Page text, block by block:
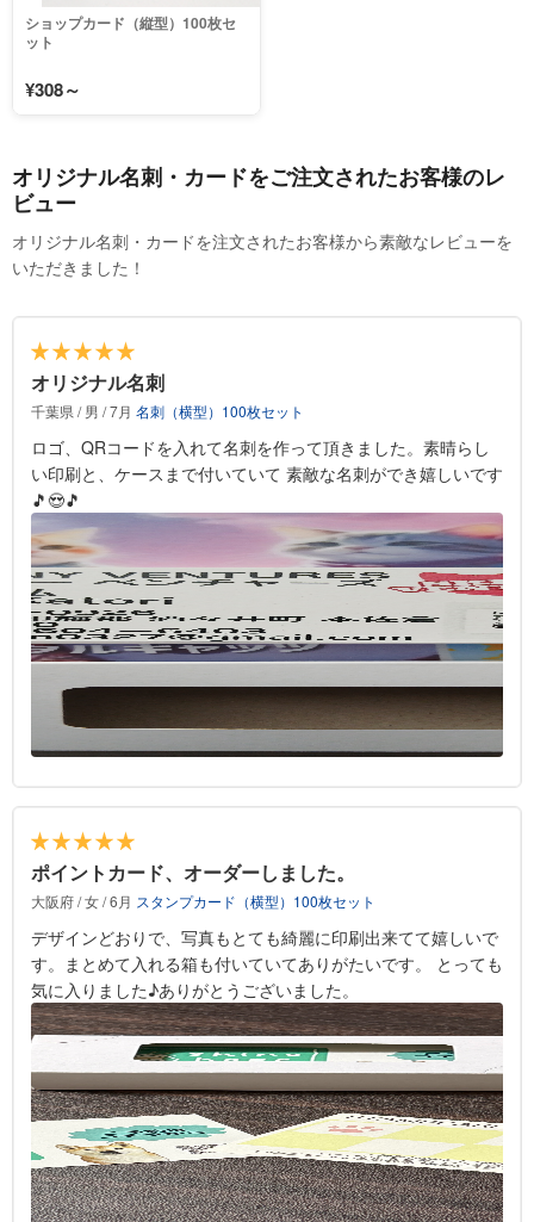
ショップカード（縦型）100枚セ
ット
¥308～
オリジナル名刺・カードをご注文されたお客様のレ
ビュー
オリジナル名刺・カードを注文されたお客様から素敵なレビューを
いただきました！
オリジナル名刺
千葉県 / 男 / 7月 名刺（横型）100枚セット
ロゴ、QRコードを入れて名刺を作って頂きました。素晴らし
い印刷と、ケースまで付いていて 素敵な名刺ができ嬉しいです
🎵😍🎵
ポイントカード、オーダーしました。
大阪府 / 女 / 6月 スタンプカード（横型）100枚セット
デザインどおりで、写真もとても綺麗に印刷出来てて嬉しいで
す。まとめて入れる箱も付いていてありがたいです。 とっても
気に入りました♪ありがとうございました。